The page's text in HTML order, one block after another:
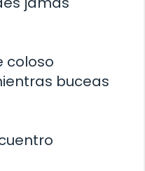
coloso
buceas